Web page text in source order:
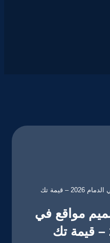
– قيمة تك
مواقع في